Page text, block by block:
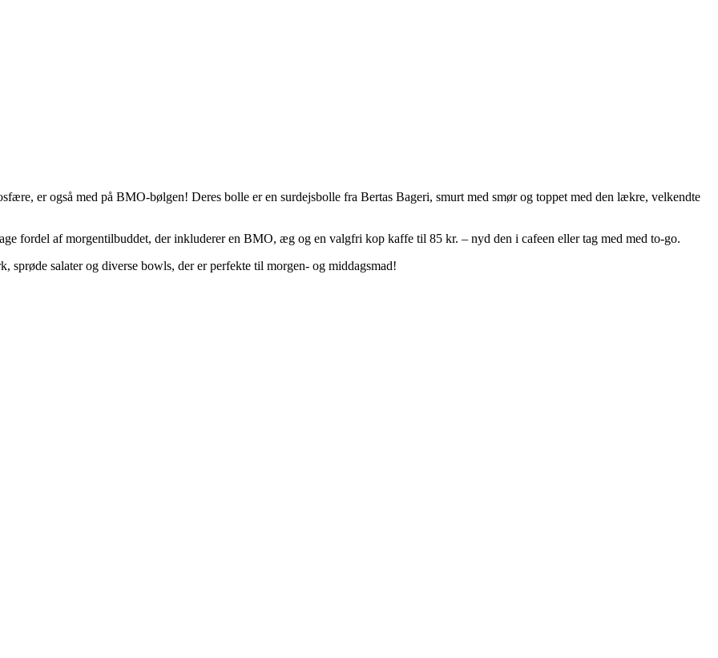
er også med på BMO-bølgen! Deres bolle er en surdejsbolle fra Bertas Bageri, smurt med smør og toppet med den lækre, velkendte
fordel af morgentilbuddet, der inkluderer en BMO, æg og en valgfri kop kaffe til 85 kr. – nyd den i cafeen eller tag med med to-go.
salater og diverse bowls, der er perfekte til morgen- og middagsmad!